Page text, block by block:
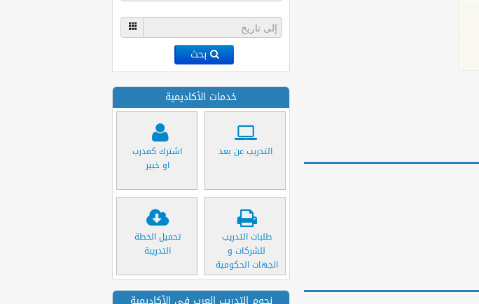
بحث
خدمات الأكاديمية
التدريب عن بعد
اشترك كمدرب
او خبير
طلبات التدريب
للشركات و
الجهات الحكومية
تحميل الخطة
التدريبة